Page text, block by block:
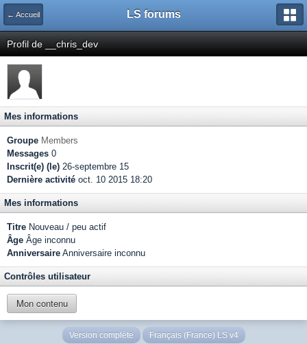
← Accueil LS forums
Profil de __chris_dev
Mes informations
Groupe Members
Messages 0
Inscrit(e) (le) 26-septembre 15
Dernière activité oct. 10 2015 18:20
Mes informations
Titre Nouveau / peu actif
Âge Âge inconnu
Anniversaire Anniversaire inconnu
Contrôles utilisateur
Mon contenu
Version complète Français (France) LS v4